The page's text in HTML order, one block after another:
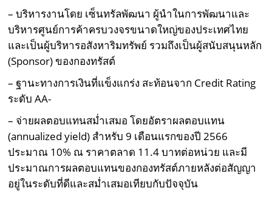
– บริหารงานโดย เซ็นทรัลพัฒนา ผู้นําในการพัฒนาและ
บริหารศูนย์การค้าครบวงจรขนาดใหญ่ของประเทศไทย
และเป็นผู้บริหารอสังหาริมทรัพย์ รวมถึงเป็นผู้สนับสนุนหลัก
(Sponsor) ของกองทรัสต์
– ฐานะทางการเงินที่แข็งแกร่ง สะท้อนจาก Credit Rating
ระดับ AA-
– จ่ายผลตอบแทนสม่ำเสมอ โดยอัตราผลตอบแทน
(annualized yield) สำหรับ 9 เดือนแรกของปี 2566
ประมาณ 10% ณ ราคาตลาด 11.4 บาทต่อหน่วย และมี
ประมาณการผลตอบแทนของกองทรัสต์ภายหลังต่อสัญญา
อยู่ในระดับที่ดีและสม่ำเสมอเทียบกับปัจจุบัน